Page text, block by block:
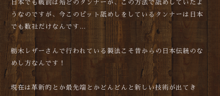
日本でも戦前は殆どのタンナーが、この方法で舐めしていたよ
うなのですが、今このピット舐めしをしているタンナーは日本
でも数社だけなんです…
栃木レザーさんで行われている製法こそ昔からの日本伝統のな
めし方なんです！
現在は革新的とか最先端とかどんどんと新しい技術が出てき